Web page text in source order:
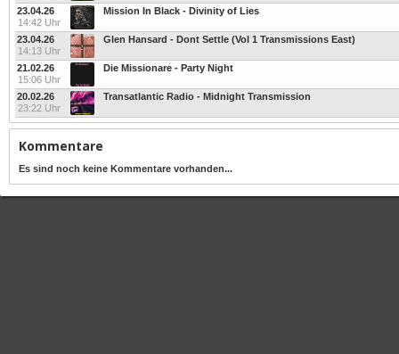
23.04.26
14:42 Uhr
Mission In Black - Divinity of Lies
23.04.26
14:13 Uhr
Glen Hansard - Dont Settle (Vol 1 Transmissions East)
21.02.26
15:06 Uhr
Die Missionare - Party Night
20.02.26
23:22 Uhr
Transatlantic Radio - Midnight Transmission
Kommentare
Es sind noch keine Kommentare vorhanden...